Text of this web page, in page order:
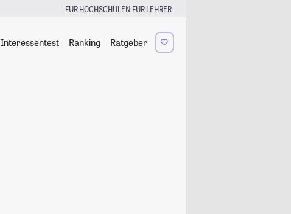
FÜR HOCHSCHULEN|FÜR LEHRER
Interessentest Ranking Ratgeber